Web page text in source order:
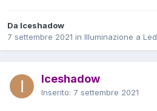
Da Iceshadow
7 settembre 2021 in Illuminazione a Led
Iceshadow
Inserito: 7 settembre 2021